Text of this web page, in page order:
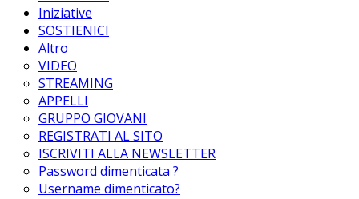
Iniziative
SOSTIENICI
Altro
VIDEO
STREAMING
APPELLI
GRUPPO GIOVANI
REGISTRATI AL SITO
ISCRIVITI ALLA NEWSLETTER
Password dimenticata ?
Username dimenticato?